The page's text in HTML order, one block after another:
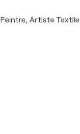
Peintre, Artiste Textile